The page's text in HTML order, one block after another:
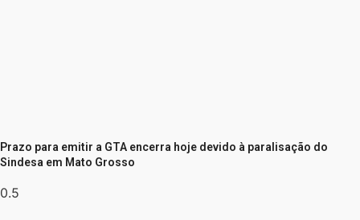
Prazo para emitir a GTA encerra hoje devido à paralisação do
Sindesa em Mato Grosso